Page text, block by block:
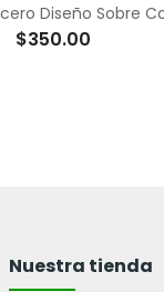
$350.00
Nuestra tienda